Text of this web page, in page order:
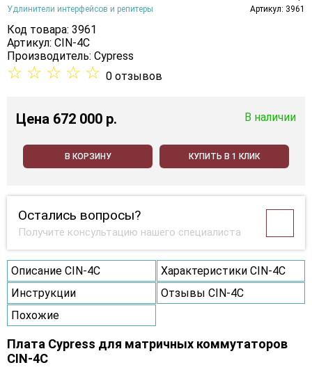
Удлинители интерфейсов и репитеры Артикул: 3961
Код товара: 3961
Артикул: CIN-4C
Производитель: Cypress
☆ ☆ ☆ ☆ ☆ 0 отзывов
Цена 672 000 p. В наличии
В КОРЗИНУ КУПИТЬ В 1 КЛИК
Остались вопросы?
Получите консультацию нашего специалиста
Описание CIN-4C
Характеристики CIN-4C
Инструкции
Отзывы CIN-4C
Похожие
Плата Cypress для матричных коммутаторов
CIN-4C